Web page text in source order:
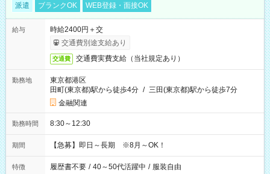
派遣 ブランクOK WEB登録・面接OK
給与
時給2400円＋交
交通費別途支給あり
交通費 交通費実費支給（当社規定あり）
勤務地
東京都港区
田町(東京都)駅から徒歩4分 / 三田(東京都)駅から徒歩7分
金融関連
勤務時間 8:30～12:30
期間 【急募】即日～長期 ※8月～OK！
特徴 履歴書不要 / 40～50代活躍中 / 服装自由